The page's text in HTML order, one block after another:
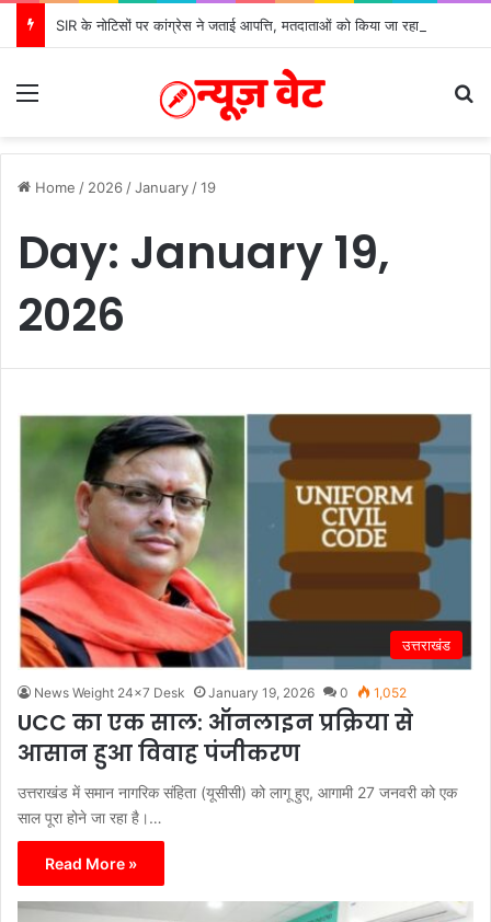
Home / 2026 /January /19
Day: January 19,
2026
उत्तराखंड
News Weight 24x7 Desk January 19, 2026 0 1,052
UCC का एक साल: ऑनलाइन प्रक्रिया से
आसान हुआ विवाह पंजीकरण
उत्तराखंड में समान नागरिक संहिता (यूसीसी) को लागू हुए, आगामी 27 जनवरी को एक
साल पूरा होने जा रहा है।…
Read More »